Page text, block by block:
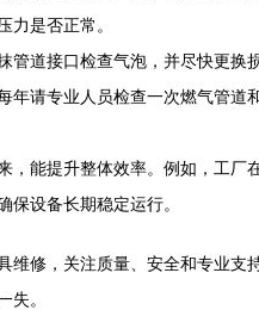
力是否正常。
道接口检查气泡，并尽快更换
请专业人员检查一次燃气管道
，能提升整体效率。例如，工
设备长期稳定运行。
修，关注质量、安全和专业
失。